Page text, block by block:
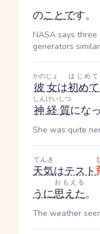
のことです。
NASA says
generators
彼女
かのじょ
は初めて
はじめて
神経質
しんけいしつ
にな
She was quite
天気
てんき
はテスト
うに思えた
おもえる
。
The weather